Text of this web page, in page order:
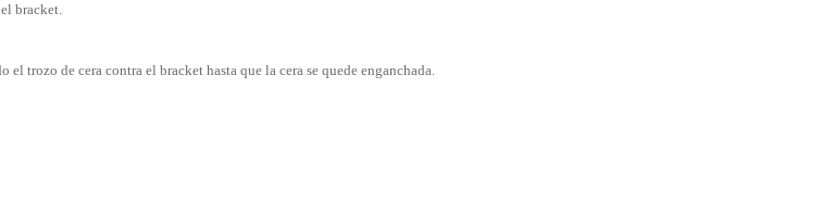
bracket.
trozo de cera contra el bracket hasta que la cera se quede enganchada.